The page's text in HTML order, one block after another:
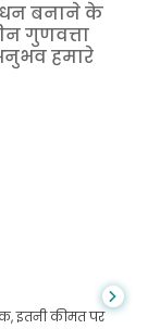
बनाने के
गुणवत्ता
हमारे
है जिन्होंने